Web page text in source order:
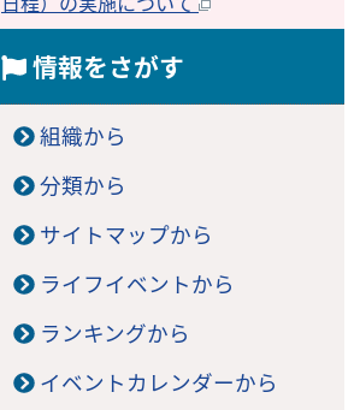
情報をさがす
組織から
分類から
サイトマップから
ライフイベントから
ランキングから
イベントカレンダーから